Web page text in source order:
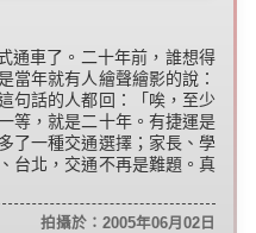
通車了。二十年前，誰想得
當年就有人繪聲繪影的說：
句話的人都回：「唉，至少
等，就是二十年。有捷運是
了一種交通選擇；家長、學
台北，交通不再是難題。真
拍攝於：2005年06月02日